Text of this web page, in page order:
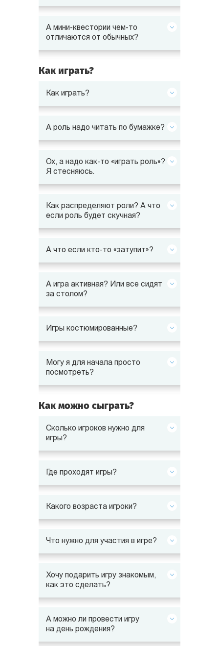
А мини-квестории чем-то
отличаются от обычных?
Как играть?
Как играть?
А роль надо читать по бумажке?
Ох, а надо как-то «играть роль»?
Я стесняюсь.
Как распределяют роли? А что
если роль будет скучная?
А что если кто-то «затупит»?
А игра активная? Или все сидят
за столом?
Игры костюмированные?
Могу я для начала просто
посмотреть?
Как можно сыграть?
Сколько игроков нужно для
игры?
Где проходят игры?
Какого возраста игроки?
Что нужно для участия в игре?
Хочу подарить игру знакомым,
как это сделать?
А можно ли провести игру
на день рождения?